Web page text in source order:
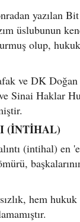
yazılan
üslubunun
olup,
ve DK Doğan
Sinai Haklar
(İNTİHAL)
(intihal) en
hem